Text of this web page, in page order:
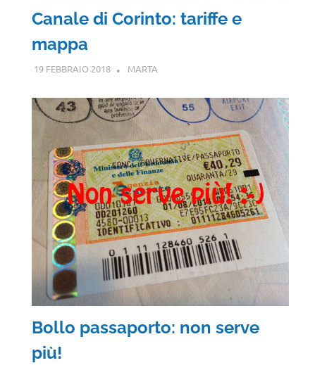
Canale di Corinto: tariffe e
mappa
19 FEBBRAIO 2018 MARTA
Bollo passaporto: non serve
più!